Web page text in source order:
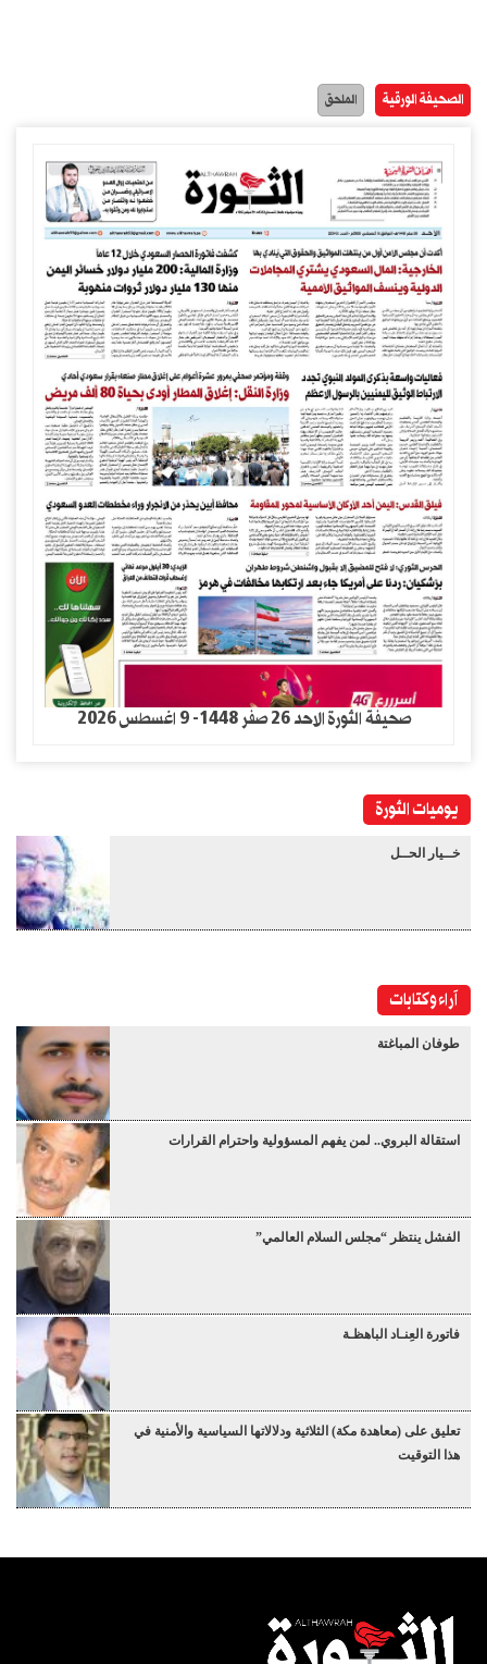
الصحيفة الورقية الملحق
صحيفة الثورة الاحد 26 صفر 1448- 9 اغسطس 2026
يوميات الثورة
خــيار الحــل
آراء وكتابات
طوفان المباغتة
استقالة البروي.. لمن يفهم المسؤولية واحترام القرارات
الفشل ينتظر “مجلس السلام العالمي”
فاتورة العِنـاد الباهظـة
تعليق على (معاهدة مكة) الثلاثية ودلالاتها السياسية والأمنية في
هذا التوقيت